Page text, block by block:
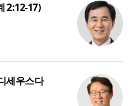
2:12-17)
세우스다